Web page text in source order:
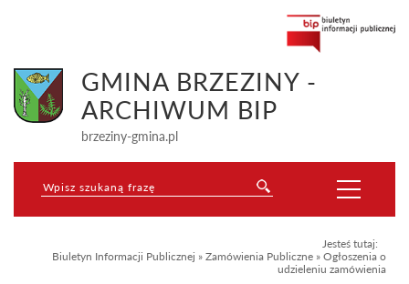
GMINA BRZEZINY -
ARCHIWUM BIP
brzeziny-gmina.pl
Jesteś tutaj:
Biuletyn Informacji Publicznej » Zamówienia Publiczne » Ogłoszenia o
udzieleniu zamówienia